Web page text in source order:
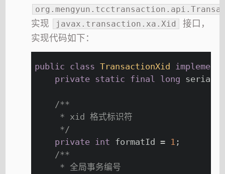
实现 javax.transaction.xa.Xid
接口，
实现代码如下：
public class TransactionXid
implements
private static final long
/**
     * xid 格式标识符
     */
private int formatId = 1 ;
/**
     * 全局事务编号